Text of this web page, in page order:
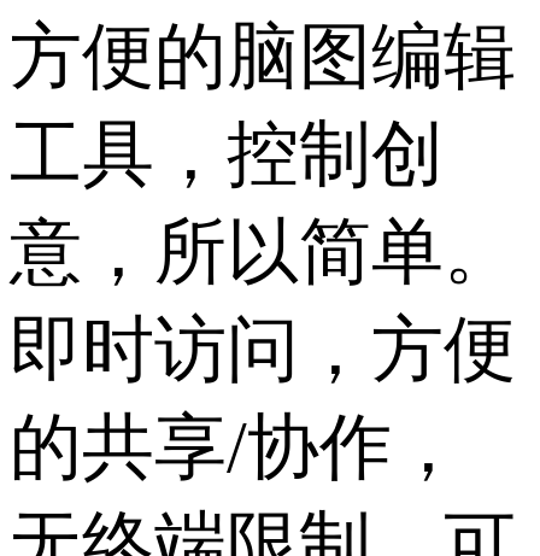
方便的脑图编辑
工具，控制创
意，所以简单。
即时访问，方便
的共享/协作，